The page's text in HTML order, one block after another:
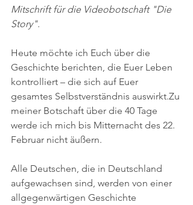
Mitschrift für die Videobotschaft "Die
Story".
Heute möchte ich Euch über die
Geschichte berichten, die Euer Leben
kontrolliert ­– die sich auf Euer
gesamtes Selbstverständnis auswirkt.Zu
meiner Botschaft über die 40 Tage
werde ich mich bis Mitternacht des 22.
Februar nicht äußern.
Alle Deutschen, die in Deutschland
aufgewachsen sind, werden von einer
allgegenwärtigen Geschichte